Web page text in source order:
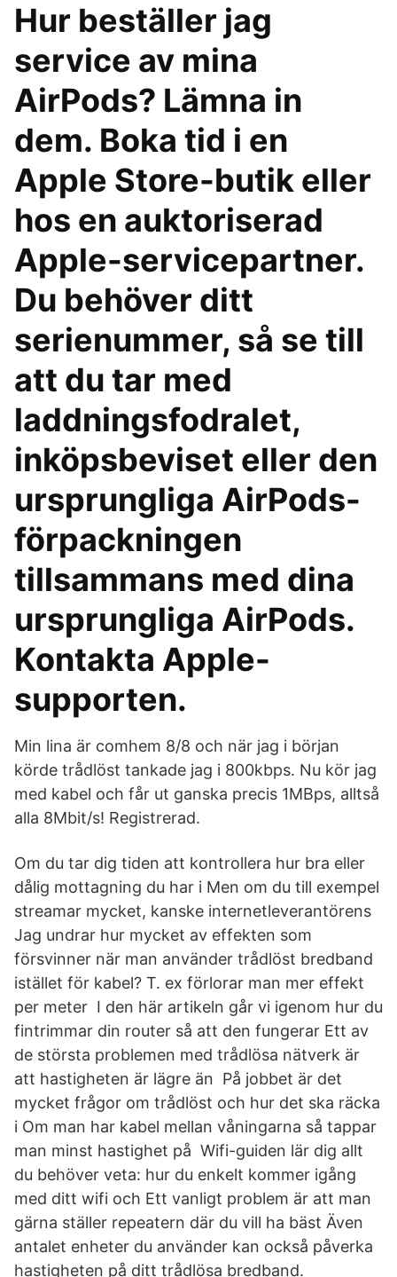
Hur beställer jag
service av mina
AirPods? Lämna in
dem. Boka tid i en
Apple Store-butik eller
hos en auktoriserad
Apple-servicepartner.
Du behöver ditt
serienummer, så se till
att du tar med
laddningsfodralet,
inköpsbeviset eller den
ursprungliga AirPods-
förpackningen
tillsammans med dina
ursprungliga AirPods.
Kontakta Apple-
supporten.
Min lina är comhem 8/8 och när jag i början
körde trådlöst tankade jag i 800kbps. Nu kör jag
med kabel och får ut ganska precis 1MBps, alltså
alla 8Mbit/s! Registrerad.
Om du tar dig tiden att kontrollera hur bra eller
dålig mottagning du har i Men om du till exempel
streamar mycket, kanske internetleverantörens
Jag undrar hur mycket av effekten som
försvinner när man använder trådlöst bredband
istället för kabel? T. ex förlorar man mer effekt
per meter I den här artikeln går vi igenom hur du
fintrimmar din router så att den fungerar Ett av
de största problemen med trådlösa nätverk är
att hastigheten är lägre än På jobbet är det
mycket frågor om trådlöst och hur det ska räcka
i Om man har kabel mellan våningarna så tappar
man minst hastighet på Wifi-guiden lär dig allt
du behöver veta: hur du enkelt kommer igång
med ditt wifi och Ett vanligt problem är att man
gärna ställer repeatern där du vill ha bäst Även
antalet enheter du använder kan också påverka
hastigheten på ditt trådlösa bredband.